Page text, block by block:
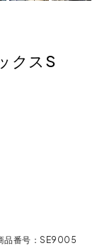
クスS
品番号 SE9005